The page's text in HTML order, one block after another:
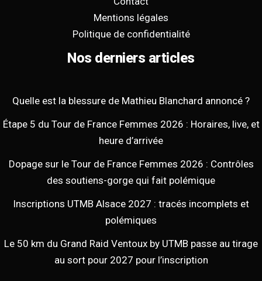
Mentions légales
Politique de confidentialité
Nos derniers articles
Quelle est la blessure de Mathieu Blanchard annoncé ?
Étape 5 du Tour de France Femmes 2026 : Horaires, live, et
heure d’arrivée
Dopage sur le Tour de France Femmes 2026 : Contrôles
des soutiens-gorge qui fait polémique
Inscriptions UTMB Alsace 2027 : tracés incomplets et
polémiques
Le 50 km du Grand Raid Ventoux by UTMB passe au tirage
au sort pour 2027 pour l’inscription